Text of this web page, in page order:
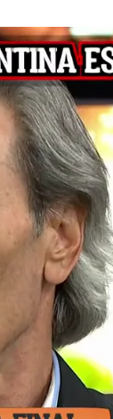
WhatsappFacebook
X